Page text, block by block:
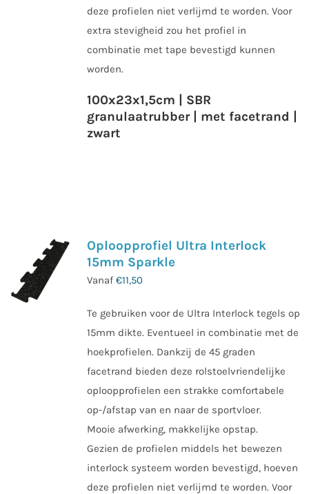
deze profielen niet verlijmd te worden. Voor
extra stevigheid zou het profiel in
combinatie met tape bevestigd kunnen
worden.
100x23x1,5cm | SBR
granulaatrubber | met facetrand |
zwart
Oploopprofiel Ultra Interlock
15mm Sparkle
Vanaf €11,50
Te gebruiken voor de Ultra Interlock tegels op
15mm dikte. Eventueel in combinatie met de
hoekprofielen. Dankzij de 45 graden
facetrand bieden deze rolstoelvriendelijke
oploopprofielen een strakke comfortabele
op-/afstap van en naar de sportvloer.
Mooie afwerking, makkelijke opstap.
Gezien de profielen middels het bewezen
interlock systeem worden bevestigd, hoeven
deze profielen niet verlijmd te worden. Voor